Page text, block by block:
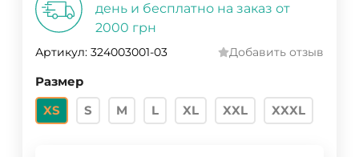
день и бесплатно на заказ от
2000 грн
Артикул: 324003001-03 Добавить отзыв
Размер
XS S M L XL XXL XXXL